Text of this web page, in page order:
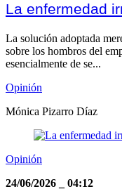
La enfermedad
La solución adoptada
sobre los hombros del
esencialmente de se...
Opinión
Mónica Pizarro Díaz
Opinión
24/06/2026
04:12